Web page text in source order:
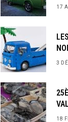
17
3
18